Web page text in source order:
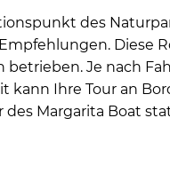
des
Diese
betrieben. Je nach
kann Ihre Tour an
des Margarita Boat